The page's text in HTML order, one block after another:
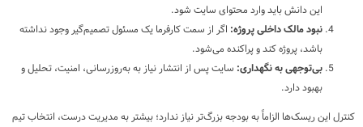
این دانش باید وارد محتوای سایت شود.
نبود مالک داخلی پروژه: اگر از سمت کارفرما یک مسئول تصمیم‌گیر وجود نداشته
باشد، پروژه کند و پراکنده می‌شود.
بی‌توجهی به نگهداری: سایت پس از انتشار نیاز به به‌روزرسانی، امنیت، تحلیل و
بهبود دارد.
کنترل این ریسک‌ها الزاماً به بودجه بزرگ‌تر نیاز ندارد؛ بیشتر به مدیریت درست، انتخاب تیم